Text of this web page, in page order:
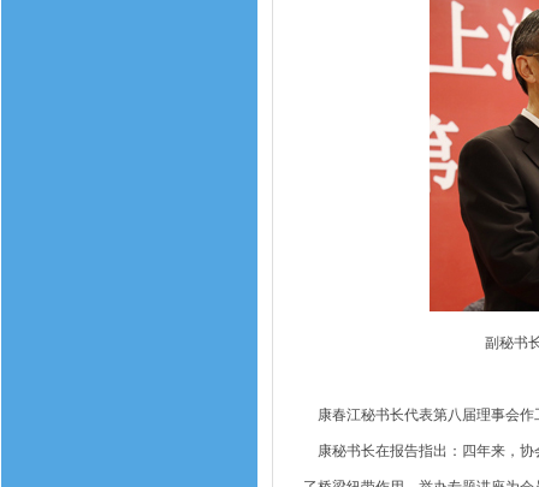
副秘书
康春江秘书长代表第八届理事会作
康秘书长在报告指出：四年来，协